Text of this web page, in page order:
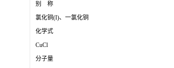
别 称
氯化铜(I)、一氯化铜
化学式
CuCl
分子量